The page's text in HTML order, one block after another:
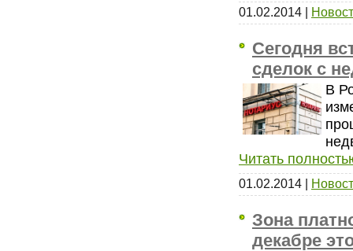
01.02.2014 |
Сегодня
сделок с
В
Читать
01.02.2014 |
Зона
декабре